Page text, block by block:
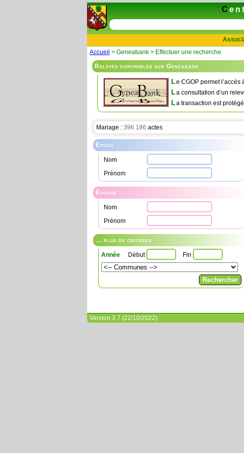
C
Accueil > Geneabank > Effectuer une recherche
Relevés disponibles sur Geneabank
Le CGOP permet
La consultation d’un
La transaction est
Mariage : 396 186 actes
Époux
Nom
Prénom
Épouse
Nom
Prénom
... plus de critères
Année Début Fin
Version 3.7 (22/10/2022)